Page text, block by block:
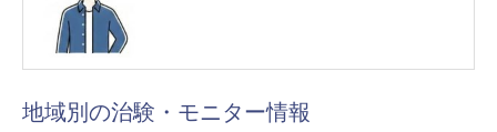
地域別の治験・モニター情報